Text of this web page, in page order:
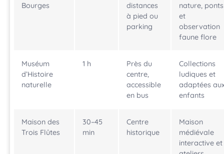
Bourges
distances
à pied ou
parking
nature, ponts
et
observation
faune flore
Muséum
d’Histoire
naturelle
1 h
Près du
centre,
accessible
en bus
Collections
ludiques et
adaptées
enfants
Maison des
Trois Flûtes
30–45
min
Centre
historique
Maison
médiévale
interactive et